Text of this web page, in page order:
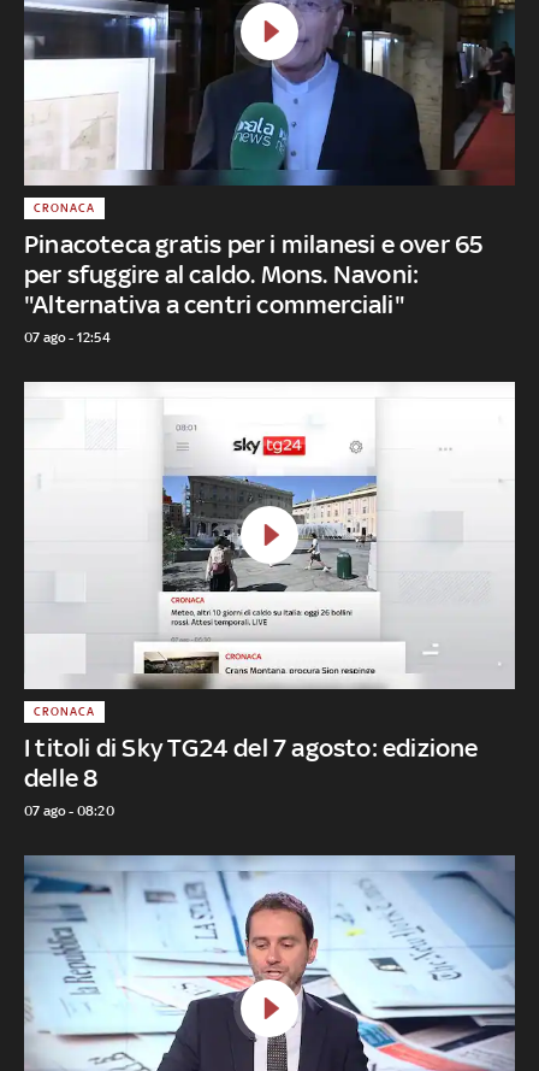
Pinacoteca gratis per i milanesi e over 65
per sfuggire al caldo. Mons. Navoni:
"Alternativa a centri commerciali"
CRONACA
07 ago - 12:54
I titoli di Sky TG24 del 7 agosto: edizione
delle 8
CRONACA
07 ago - 08:20